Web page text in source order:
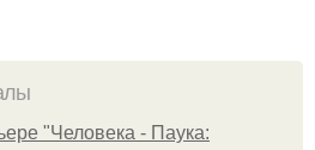
"Человека - Паука: